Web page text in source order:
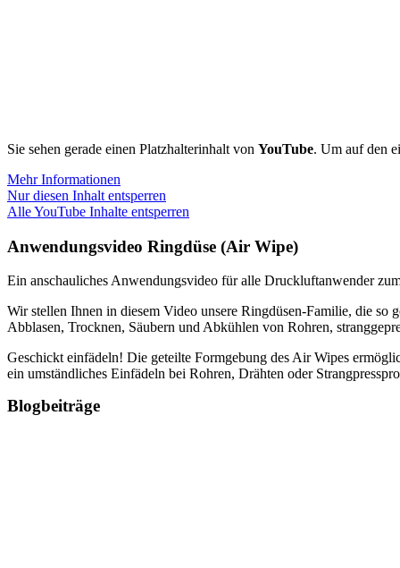
Sie sehen gerade einen Platzhalterinhalt von YouTube. Um auf den
Mehr Informationen
Nur diesen Inhalt entsperren
Alle YouTube Inhalte entsperren
Anwendungsvideo Ringdüse (Air Wipe)
Ein anschauliches Anwendungsvideo für alle Druckluftanwender
Wir stellen Ihnen in diesem Video unsere Ringdüsen-Familie, die
Abblasen, Trocknen, Säubern und Abkühlen von Rohren,
Geschickt einfädeln! Die geteilte Formgebung des Air Wipes
ein umständliches Einfädeln bei Rohren, Drähten oder
Blogbeiträge